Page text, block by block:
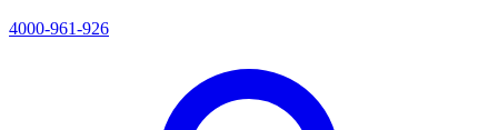
4000-961-926